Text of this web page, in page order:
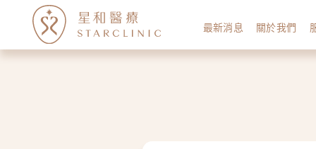
最新消息 關於我們